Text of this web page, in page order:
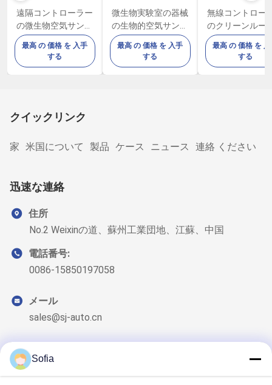
遠隔コントローラー
の微生物空気サンプ
ラーFKC-IB 100L/Min
最高 の 価格 を 入手
する
微生物実験室の器械
の生物的空気サンプ
ラーFKC-III
最高 の 価格 を 入手
する
無線コントロー
のクリーンルー
実行可能な微生
気サンプラー
最高 の 価格 を
する
クイックリンク
家 米国について 製品 ケース ニュース 連絡 ください
迅速な連絡
住所
No.2 Weixinの道、蘇州工業団地、江蘇、中国
電話番号:
0086-15850197058
メール
sales@sj-auto.cn
Sofia